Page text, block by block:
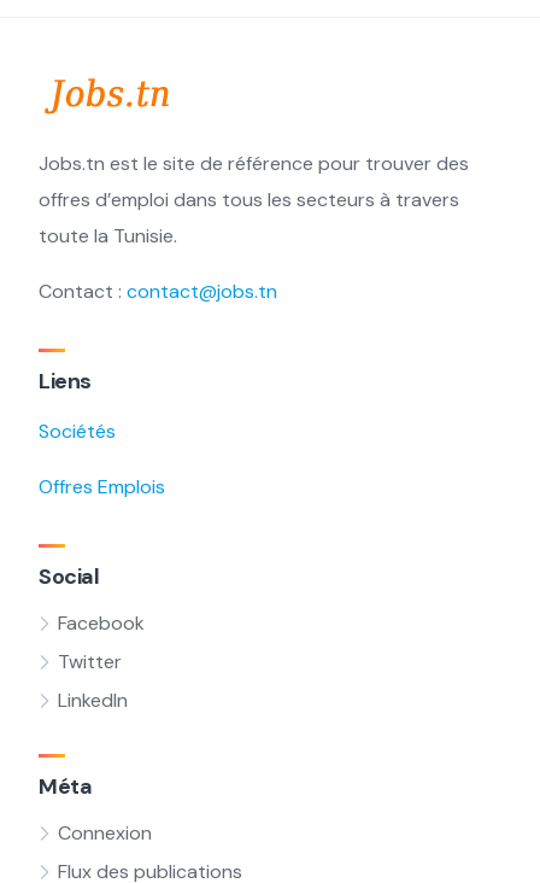
Jobs.tn est le site de référence pour trouver des
offres d’emploi dans tous les secteurs à travers
toute la Tunisie.
Contact : contact@jobs.tn
Liens
Sociétés
Offres Emplois
Social
Facebook
Twitter
LinkedIn
Méta
Connexion
Flux des publications